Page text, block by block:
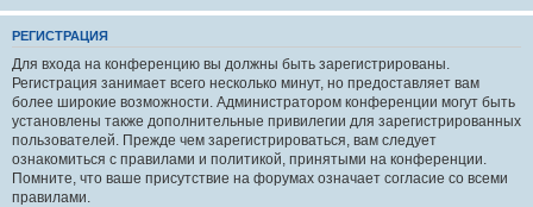
РЕГИСТРАЦИЯ
Для входа на конференцию вы должны быть зарегистрированы.
Регистрация занимает всего несколько минут, но предоставляет вам
более широкие возможности. Администратором конференции могут быть
установлены также дополнительные привилегии для зарегистрированных
пользователей. Прежде чем зарегистрироваться, вам следует
ознакомиться с правилами и политикой, принятыми на конференции.
Помните, что ваше присутствие на форумах означает согласие со всеми
правилами.